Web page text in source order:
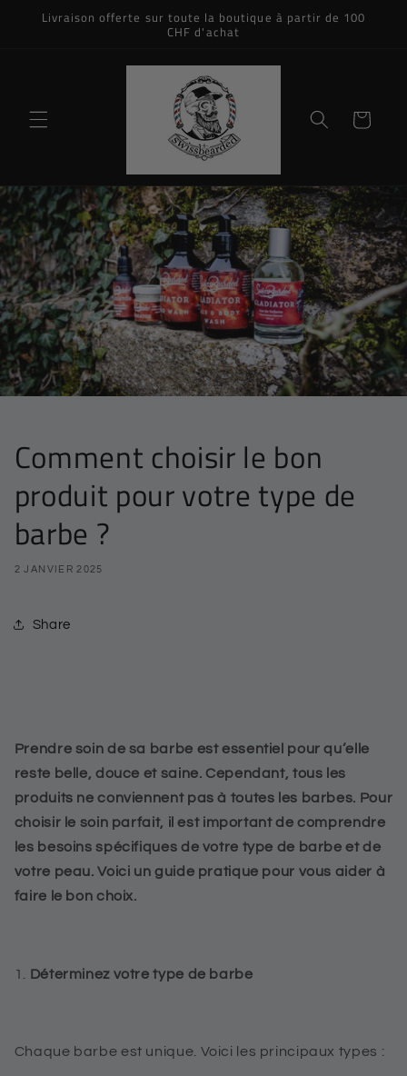
passer
Livraison offerte sur toute la boutique à partir de 100
CHF d'achat
Panier
Comment choisir le bon
produit pour votre type de
barbe ?
2 JANVIER 2025
Share
Prendre soin de sa barbe est essentiel pour qu’elle
reste belle, douce et saine. Cependant, tous les
produits ne conviennent pas à toutes les barbes. Pour
choisir le soin parfait, il est important de comprendre
les besoins spécifiques de votre type de barbe et de
votre peau. Voici un guide pratique pour vous aider à
faire le bon choix.
1. Déterminez votre type de barbe
Chaque barbe est unique. Voici les principaux types :